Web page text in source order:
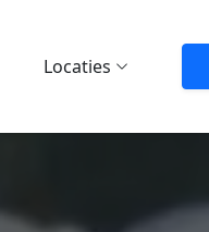
Locaties